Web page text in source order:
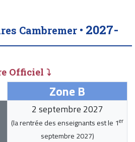
Cambremer • 2027-
Officiel ⤵
Zone B
2 septembre 2027
(la rentrée des enseignants est le 1er
septembre 2027)